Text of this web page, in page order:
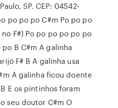
SP. CEP: 04542-
po po po C#m Po po po
F#) Po po po po po po
B C#m A galinha
F# B A galinha usa
A galinha ficou doente
E os pintinhos foram
seu doutor C#m O